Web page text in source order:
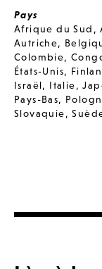
Pays
Afrique du Sud ,
Autriche,
Colombie,
États-Unis,
Israël, Italie,
Pays-Bas,
Slovaquie,